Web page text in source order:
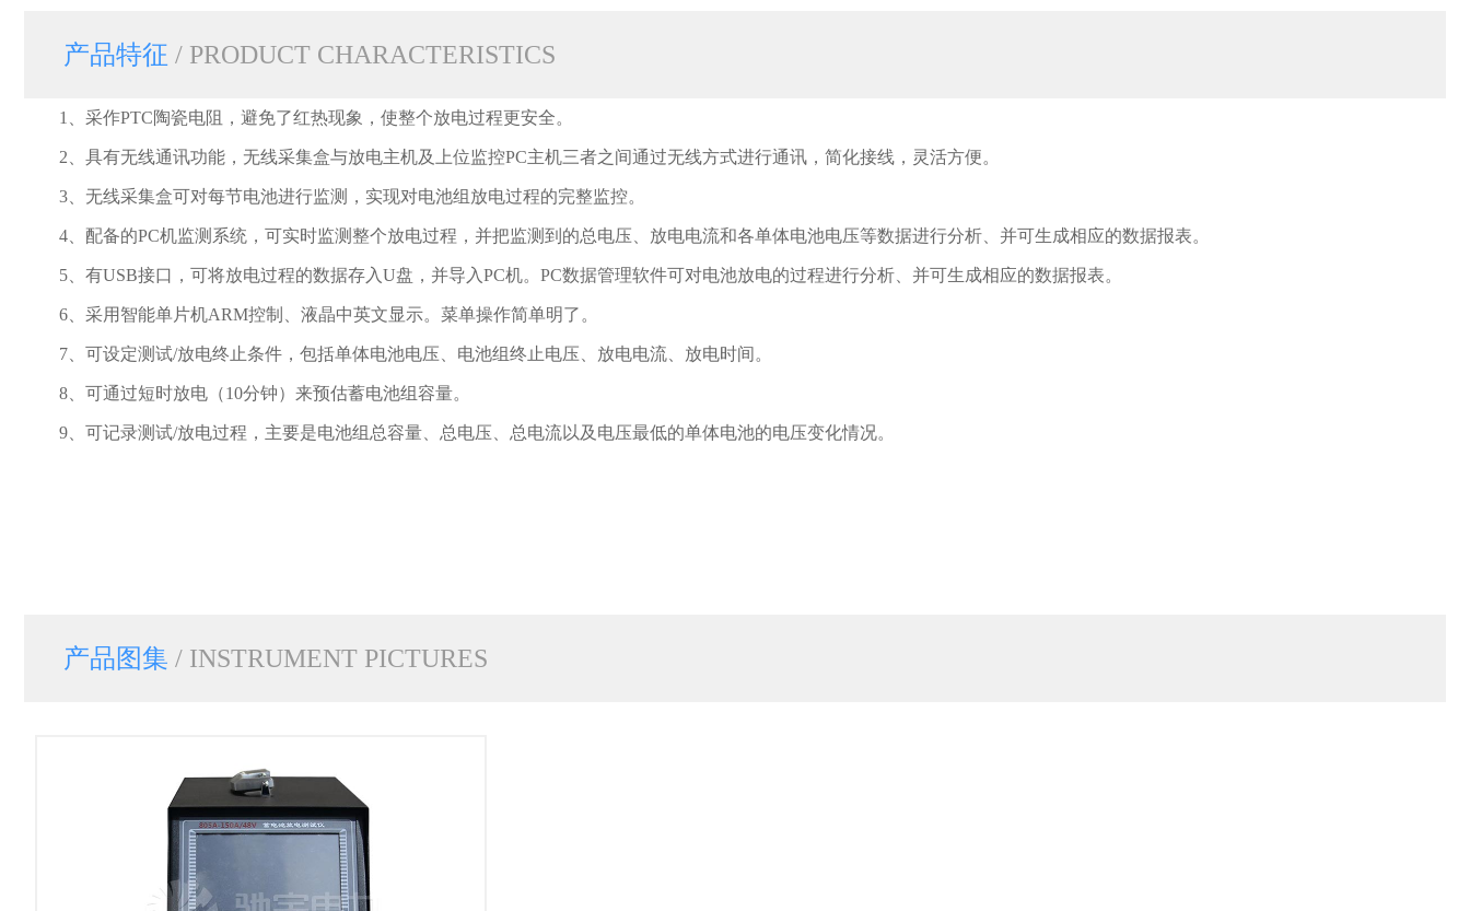
产品特征 / PRODUCT CHARACTERISTICS
1、采作PTC陶瓷电阻，避免了红热现象，使整个放电过程更安全。
2、具有无线通讯功能，无线采集盒与放电主机及上位监控PC主机三者之间通过无线方式进行通讯，简化接线，灵活方便。
3、无线采集盒可对每节电池进行监测，实现对电池组放电过程的完整监控。
4、配备的PC机监测系统，可实时监测整个放电过程，并把监测到的总电压、放电电流和各单体电池电压等数据进行分析、并可生成相应的数据报表。
5、有USB接口，可将放电过程的数据存入U盘，并导入PC机。PC数据管理软件可对电池放电的过程进行分析、并可生成相应的数据报表。
6、采用智能单片机ARM控制、液晶中英文显示。菜单操作简单明了。
7、可设定测试/放电终止条件，包括单体电池电压、电池组终止电压、放电电流、放电时间。
8、可通过短时放电（10分钟）来预估蓄电池组容量。
9、可记录测试/放电过程，主要是电池组总容量、总电压、总电流以及电压最低的单体电池的电压变化情况。
产品图集 / INSTRUMENT PICTURES